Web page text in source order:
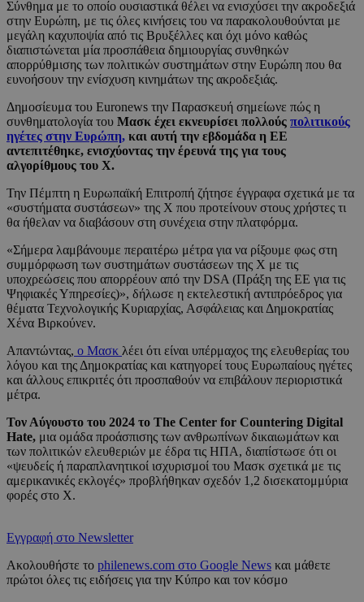
Σύνθημα με το οποίο ουσιαστικά θέλει να ενισχύσει την ακροδεξιά
στην Ευρώπη, με τις όλες κινήσεις του να παρακολουθούνται με
μεγάλη καχυποψία από τις Βρυξέλλες και όχι μόνο καθώς
διαπιστώνεται μία προσπάθεια δημιουργίας συνθηκών
απορρύθμισης των πολιτικών συστημάτων στην Ευρώπη που θα
ευνοήσουν την ενίσχυση κινημάτων της ακροδεξιάς.
Δημοσίευμα του Euronews την Παρασκευή σημείωνε πώς η
συνθηματολογία του Μασκ έχει εκνευρίσει πολλούς πολιτικούς
ηγέτες στην Ευρώπη, και αυτή την εβδομάδα η ΕΕ
αντεπιτέθηκε, ενισχύοντας την έρευνά της για τους
αλγορίθμους του X.
Την Πέμπτη η Ευρωπαϊκή Επιτροπή ζήτησε έγγραφα σχετικά με τα
«συστήματα συστάσεων» της X που προτείνουν στους χρήστες τι
θα ήθελαν να διαβάσουν στη συνέχεια στην πλατφόρμα.
«Σήμερα λαμβάνουμε περαιτέρω μέτρα για να ρίξουμε φως στη
συμμόρφωση των συστημάτων συστάσεων της X με τις
υποχρεώσεις που απορρέουν από την DSA (Πράξη της ΕΕ για τις
Ψηφιακές Υπηρεσίες)», δήλωσε η εκτελεστική αντιπρόεδρος για
θέματα Τεχνολογικής Κυριαρχίας, Ασφάλειας και Δημοκρατίας
Χένα Βιρκούνεν.
Απαντώντας, ο Μασκ λέει ότι είναι υπέρμαχος της ελευθερίας του
λόγου και της Δημοκρατίας και κατηγορεί τους Ευρωπαίους ηγέτες
και άλλους επικριτές ότι προσπαθούν να επιβάλουν περιοριστικά
μέτρα.
Τον Αύγουστο του 2024 το The Center for Countering Digital
Hate, μια ομάδα προάσπισης των ανθρωπίνων δικαιωμάτων και
των πολιτικών ελευθεριών με έδρα τις ΗΠΑ, διαπίστωσε ότι οι
«ψευδείς ή παραπλανητικοί ισχυρισμοί του Μασκ σχετικά με τις
αμερικανικές εκλογές» προβλήθηκαν σχεδόν 1,2 δισεκατομμύρια
φορές στο X.
Εγγραφή στο Newsletter
Ακολουθήστε το philenews.com στο Google News και μάθετε
πρώτοι όλες τις ειδήσεις για την Κύπρο και τον κόσμο